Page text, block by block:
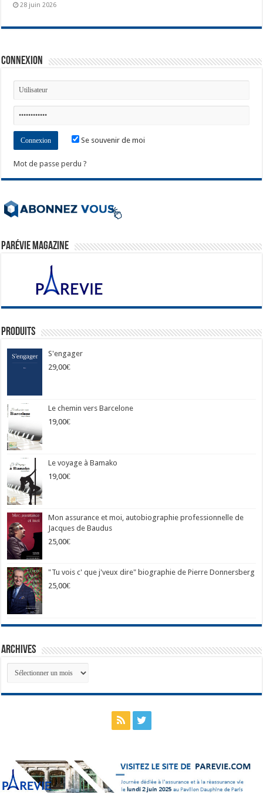
28 juin 2026
Connexion
Se souvenir de moi
Mot de passe perdu ?
ParéVie Magazine
Produits
S'engager
29,00€
Le chemin vers Barcelone
19,00€
Le voyage à Bamako
19,00€
Mon assurance et moi, autobiographie professionnelle de
Jacques de Baudus
25,00€
"Tu vois c' que j'veux dire" biographie de Pierre Donnersberg
25,00€
Archives
Archives